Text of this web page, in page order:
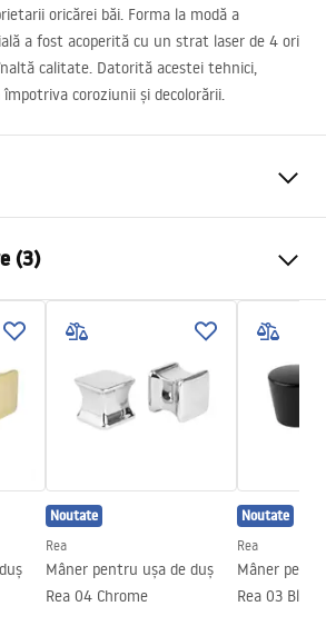
oricărei băi. Forma la modă a
a fost acoperită cu un strat laser de 4 ori
calitate. Datorită acestei tehnici,
coroziunii și decolorării.
Monocomandă
Îngropată în perete
Da
Nu
PVD
(3)
siguranță
asamblare
Noutate
Rea
Mâner pentru ușa de duș
Rea 04 Chrome
Noutate
Rea
Mâner
Rea 03 Black